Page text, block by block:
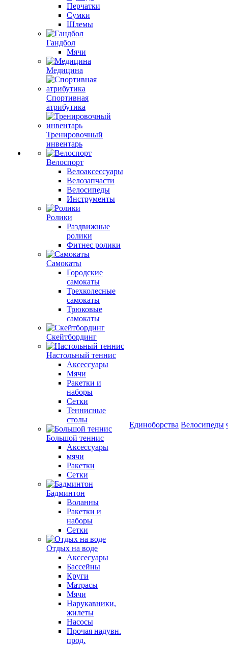
Перчатки
Сумки
Шлемы
Гандбол
Мячи
Медицина
Спортивная
атрибутика
Тренировочный
инвентарь
Велоспорт
Велоаксессуары
Велозапчасти
Велосипеды
Инструменты
Ролики
Раздвижные
ролики
Фитнес ролики
Самокаты
Городские
самокаты
Трехколесные
самокаты
Трюковые
самокаты
Скейтбординг
Настольный теннис
Аксессуары
Мячи
Ракетки и
наборы
Сетки
Теннисные
столы
Большой теннис
Аксессуары
мячи
Ракетки
Сетки
Бадминтон
Воланны
Ракетки и
наборы
Сетки
Отдых на воде
Акссесуары
Бассейны
Круги
Матрасы
Мячи
Нарукавники,
жилеты
Насосы
Прочая надувн.
прод.
Единоборства Велосипеды